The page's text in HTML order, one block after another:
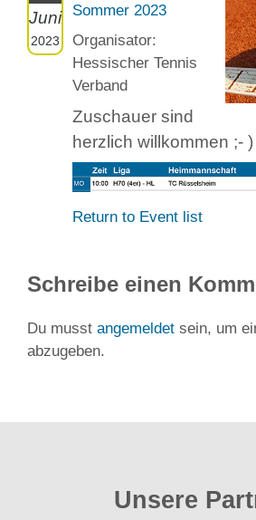
Juni
2023
Sommer 2023
Organisator:
Hessischer Tennis
Verband
Zuschauer sind
herzlich willkommen ;- )
Return to Event list
Schreibe einen
Du musst angemeldet sein, um
abzugeben.
Unsere